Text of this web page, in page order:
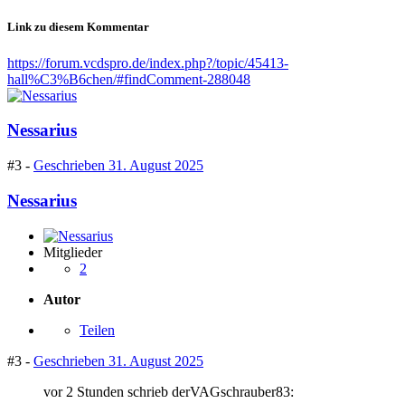
Link zu diesem Kommentar
https://forum.vcdspro.de/index.php?/topic/45413-
hall%C3%B6chen/#findComment-288048
Nessarius
#3 - Geschrieben 31. August 2025
Nessarius
Mitglieder
2
Autor
Teilen
#3 - Geschrieben 31. August 2025
vor 2 Stunden schrieb derVAGschrauber83: